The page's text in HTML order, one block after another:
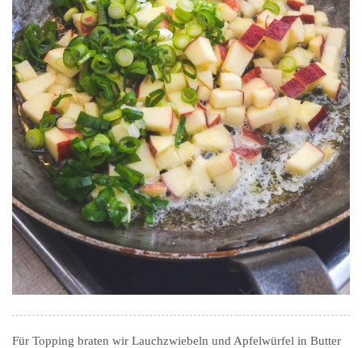
Für Topping braten wir Lauchzwiebeln und Apfelwürfel in Butter